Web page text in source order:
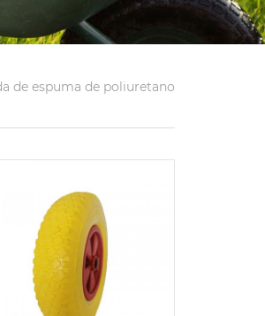
de espuma de poliuretano